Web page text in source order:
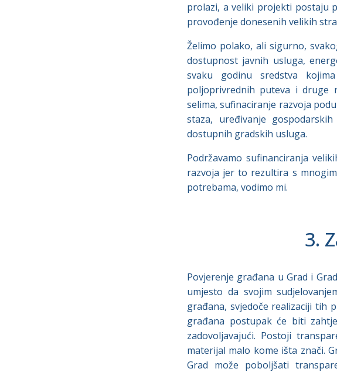
prolazi, a veliki projekti postaju
provođenje donesenih velikih
Želimo polako, ali sigurno,
dostupnost javnih usluga,
svaku godinu sredstva
poljoprivrednih puteva i druge
selima, sufinaciranje razvoja
staza, uređivanje
dostupnih gradskih usluga.
Podržavamo sufinanciranja
razvoja jer to rezultira s
potrebama, vodimo mi.
3.
Povjerenje građana u Grad i
umjesto da svojim
građana, svjedoče realizaciji tih
građana postupak će biti
zadovoljavajući. Postoji
materijal malo kome išta znači.
Grad može poboljšati